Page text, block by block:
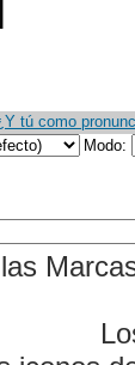
tú como
Modo: